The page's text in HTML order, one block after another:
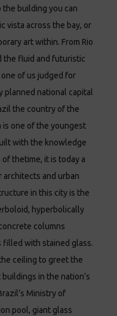
building you can
vista across the bay, or
art within. From Rio
the fluid and futuristic
of us judged for
planned national capital
the country of the
is one of the youngest
with the knowledge
thetime, it is today a
architects and urban
in this city is the
hyperbolically
columns
filled with stained glass.
ceiling to greet the
in the nation’s
Ministry of
pool, giant glass